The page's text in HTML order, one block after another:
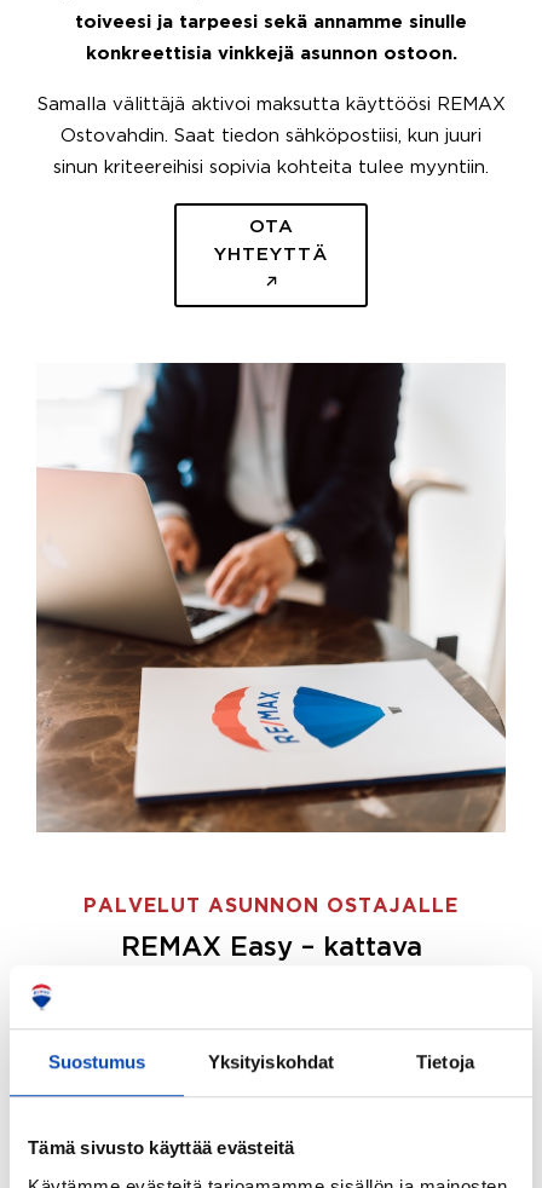
Suostumus Yksityiskohdat Tietoja
Tämä sivusto käyttää evästeitä
toiveesi ja tarpeesi sekä annamme sinulle
konkreettisia vinkkejä asunnon ostoon.
Samalla välittäjä aktivoi maksutta käyttöösi REMAX
Ostovahdin. Saat tiedon sähköpostiisi, kun juuri
sinun kriteereihisi sopivia kohteita tulee myyntiin.
OTA
YHTEYTTÄ
PALVELUT ASUNNON OSTAJALLE
REMAX Easy – kattava
ostajille.
Tee ostotoimeksianto ja etsimme juuri